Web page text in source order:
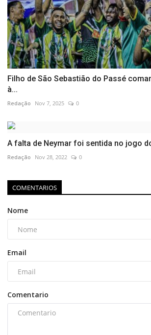
Filho de São Sebastião do Passé
à...
Redação Nov 7, 2025 0
A falta de Neymar foi sentida no jogo
Redação Nov 28, 2022 0
COMENTARIOS
Nome
Email
Comentario